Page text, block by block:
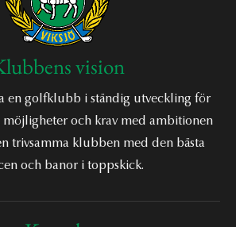
vision
en golfklubb i ständig utveckling för
och krav med ambitionen
trivsamma klubben med den bästa
och banor i toppskick.